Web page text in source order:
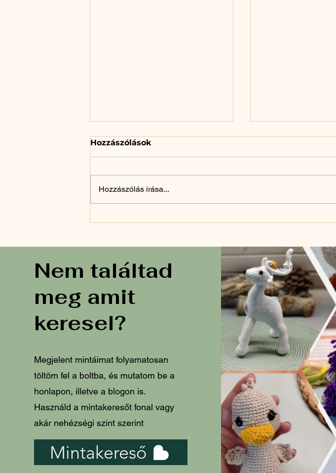
Hozzászólások
Hozzászólás írása...
Nem találtad
meg amit
keresel?
Megjelent mintáimat folyamatosan
töltöm fel a boltba, és mutatom be a
honlapon, illetve a blogon is.
Használd a mintakeresőt fonal vagy
akár nehézségi szint szerint
Mintakereső